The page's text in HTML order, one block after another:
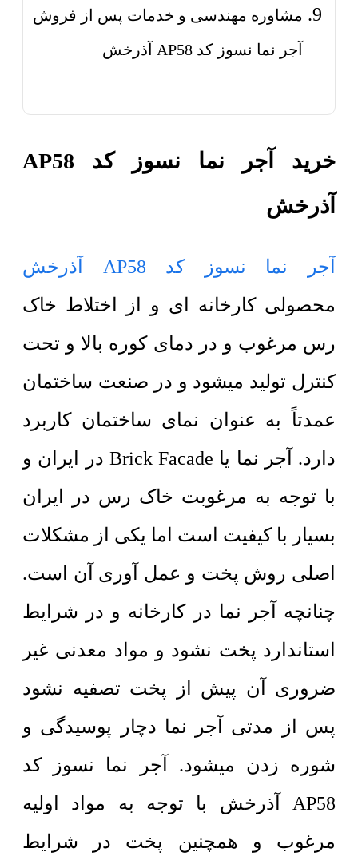
مشاوره مهندسی و خدمات پس از فروش
آجر نما نسوز کد AP58 آذرخش
خرید آجر نما نسوز کد AP58
آذرخش
آجر نما نسوز کد AP58 آذرخش
محصولی کارخانه ای و از اختلاط خاک
رس مرغوب و در دمای کوره بالا و تحت
کنترل تولید میشود و در صنعت ساختمان
عمدتاً به عنوان نمای ساختمان کاربرد
دارد. آجر نما یا Brick Facade در ایران و
با توجه به مرغوبت خاک رس در ایران
بسیار با کیفیت است اما یکی از مشکلات
اصلی روش پخت و عمل آوری آن است.
چنانچه آجر نما در کارخانه و در شرایط
استاندارد پخت نشود و مواد معدنی غیر
ضروری آن پیش از پخت تصفیه نشود
پس از مدتی آجر نما دچار پوسیدگی و
شوره زدن میشود. آجر نما نسوز کد
AP58 آذرخش با توجه به مواد اولیه
مرغوب و همچنین پخت در شرایط